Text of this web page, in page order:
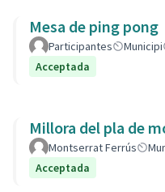
Mesa de ping pong
Participantes Municipi
Acceptada
Millora del pla de
Montserrat Ferrús
Acceptada